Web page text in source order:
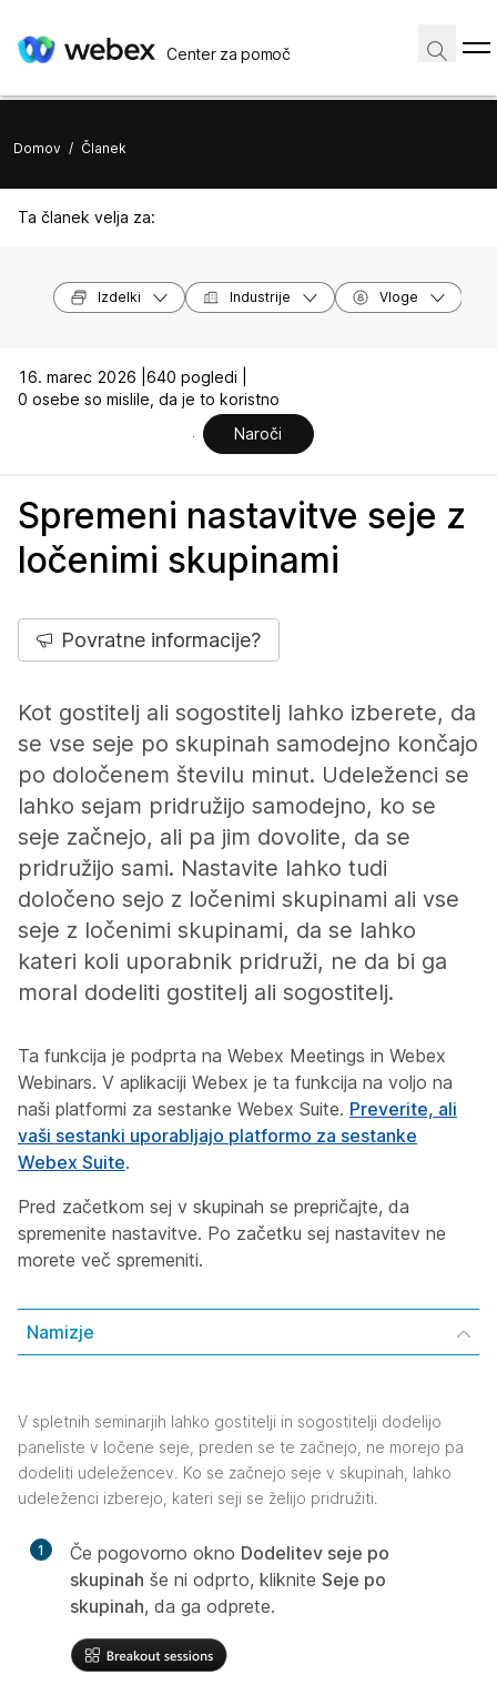
Center za pomoč
Domov / Članek
Ta članek velja za:
Izdelki Industrije Vloge
16. marec 2026 | 640 pogledi |
0 osebe so mislile, da je to koristno
Naroči
Spremeni nastavitve seje z
ločenimi skupinami
Povratne informacije?
Kot gostitelj ali sogostitelj lahko izberete, da
se vse seje po skupinah samodejno končajo
po določenem številu minut. Udeleženci se
lahko sejam pridružijo samodejno, ko se
seje začnejo, ali pa jim dovolite, da se
pridružijo sami. Nastavite lahko tudi
določeno sejo z ločenimi skupinami ali vse
seje z ločenimi skupinami, da se lahko
kateri koli uporabnik pridruži, ne da bi ga
moral dodeliti gostitelj ali sogostitelj.
Ta funkcija je podprta na Webex Meetings in Webex
Webinars. V aplikaciji Webex je ta funkcija na voljo na
naši platformi za sestanke Webex Suite. Preverite, ali
vaši sestanki uporabljajo platformo za sestanke
Webex Suite.
Pred začetkom sej v skupinah se prepričajte, da
spremenite nastavitve. Po začetku sej nastavitev ne
morete več spremeniti.
Namizje
V spletnih seminarjih lahko gostitelji in sogostitelji dodelijo
paneliste v ločene seje, preden se te začnejo, ne morejo pa
dodeliti udeležencev. Ko se začnejo seje v skupinah, lahko
udeleženci izberejo, kateri seji se želijo pridružiti.
1 Če pogovorno okno Dodelitev seje po
skupinah še ni odprto, kliknite Seje po
skupinah, da ga odprete.